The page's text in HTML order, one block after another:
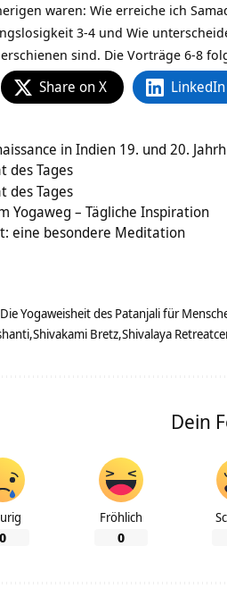
waren: Wie erreiche ich
3-4 und Wie
sind. Die Vorträge 6-8
Share on X LinkedIn
in Indien 19. und 20.
des Tages
des Tages
Yogaweg – Tägliche Inspiration
eine besondere Meditation
Die Yogaweisheit des Patanjali für
Shivakami Bretz Shivalaya
Dein
0
Fröhlich
0